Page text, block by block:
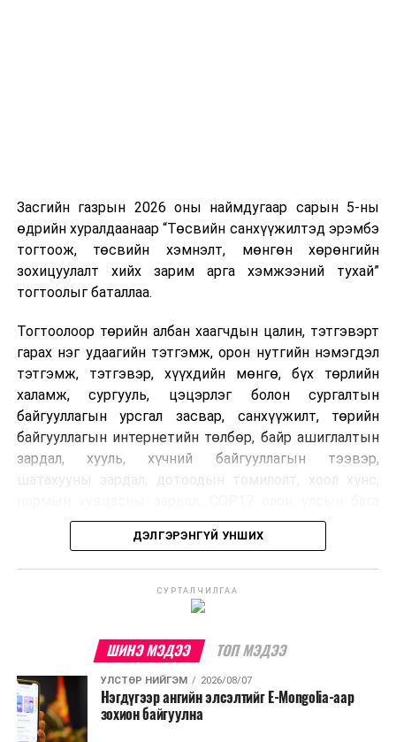
Шинэ хууль Францын зах зээлд үйлчилдэг гадаадын
дуудлагын төвүүдэд нөлөөлөхөөр байна. Тухайлбал,
Мароккогийн дуудлагын төвүүдийн орлогын 80 гаруй
хувь Францын зах зээлээс бүрддэг бөгөөд тус улсын
40–50 мянган ажлын байр эрсдэлд орж болзошгүйг
Засгийн газрын 2026 оны наймдугаар сарын 5-ны
өдрийн хуралдаанаар “Төсвийн санхүүжилтэд эрэмбэ
тогтоож, төсвийн хэмнэлт, мөнгөн хөрөнгийн
зохицуулалт хийх зарим арга хэмжээний тухай”
тогтоолыг баталлаа.
Тогтоолоор төрийн албан хаагчдын цалин, тэтгэвэрт
гарах нэг удаагийн тэтгэмж, орон нутгийн нэмэгдэл
тэтгэмж, тэтгэвэр, хүүхдийн мөнгө, бүх төрлийн
халамж, сургууль, цэцэрлэг болон сургалтын
байгууллагын урсгал засвар, санхүүжилт, төрийн
байгууллагын интернетийн төлбөр, байр ашиглалтын
зардал, хууль, хүчний байгууллагын тээвэр,
хурлын зардал, Засгийн газрын өр, орон нутгийн нөөц
хөрөнгийн санхүүжилтийг хэвийн үргэлжлүүлэхээр
шийдвэрлэжээ.
Харин дараах зардлыг хязгаарлахаар болсон байна.
шийдвэртэйгээс бусад хурал, зөвлөгөөн, ой,
тэмдэглэлт өдөр, найр наадам, соёлын арга
хэмжээ;
ДЭЛГЭРЭНГҮЙ УНШИХ
СУРТАЛЧИЛГАА
ШИНЭ МЭДЭЭ ТОП МЭДЭЭ
УЛСТӨР НИЙГЭМ 2026/08/07
Нэгдүгээр ангийн элсэлтийг E-Mongolia-аар
зохион байгуулна